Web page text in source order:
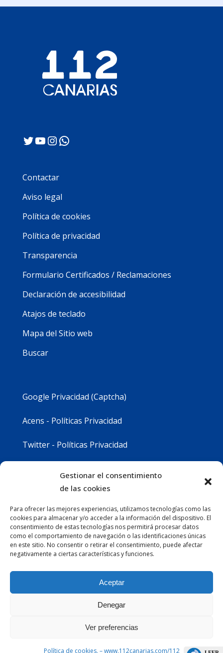
Gestionar el consentimiento
de las cookies
Para ofrecer las mejores experiencias, utilizamos tecnologías como las
cookies para almacenar y/o acceder a la información del dispositivo. El
consentimiento de estas tecnologías nos permitirá procesar datos
como el comportamiento de navegación o las identificaciones únicas
en este sitio. No consentir o retirar el consentimiento, puede afectar
negativamente a ciertas características y funciones.
Aceptar
Denegar
Ver preferencias
Política de cookies. – www.112canarias.com/112
Twitter
YouTube
Instagram
WhatsApp
Contactar
Aviso legal
Política de cookies
Política de privacidad
Transparencia
Formulario Certificados / Reclamaciones
Declaración de accesibilidad
Atajos de teclado
Mapa del Sitio web
Buscar
Google Privacidad (Captcha)
Acens - Políticas Privacidad
Twitter - Políticas Privacidad
Instagram - Políticas Privacidad